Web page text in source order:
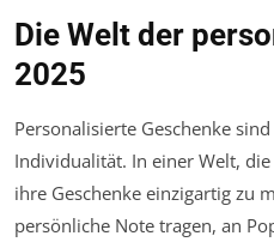
Die Welt der
2025
Personalisierte Geschenke
Individualität. In einer Welt,
ihre Geschenke einzigartig zu
persönliche Note tragen, an